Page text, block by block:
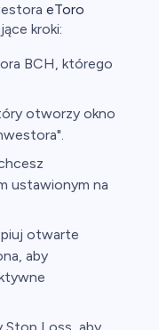
eToro
kroki:
BCH, którego
otworzy okno
ustawionym na
otwarte
aby